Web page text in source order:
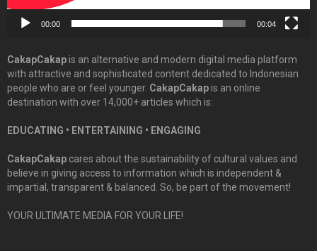
00:00 00:04
CakapCakapis an alternative and modern digital media platform
with attractive and sophisticated content dedicated to Indonesian
people who are or feel younger. CakapCakapis an online
destination with over 14,000+ articles which is:
EDUCATING • ENTERTAINING • ENGAGING
CakapCakap cares about the sustainability of cultural values and
believe in giving access to information which is independent &
impartial, transparent & balanced. So, be part of the movement!
YOUR ULTIMATE MEDIA FOR YOUR LIFE!